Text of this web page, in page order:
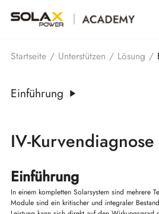
Startseite / Unterstützen / Lösung /
Einführung
IV-Kurvendiagnose
Einführung
In einem kompletten Solarsystem sind mehrere
Module sind ein kritischer und integraler